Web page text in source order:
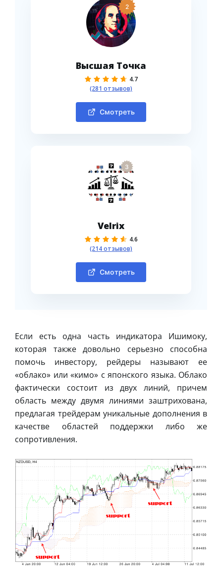
2
Высшая Точка
4.7
(281 отзывов)
Смотреть
3
Velrix
4.6
(214 отзывов)
Смотреть
Если есть одна часть индикатора Ишимоку,
которая также довольно серьезно способна
помочь инвестору, рейдеры называют ее
«облако» или «кимо» с японского языка. Облако
фактически состоит из двух линий, причем
область между двумя линиями заштрихована,
предлагая трейдерам уникальные дополнения в
качестве областей поддержки либо же
сопротивления.